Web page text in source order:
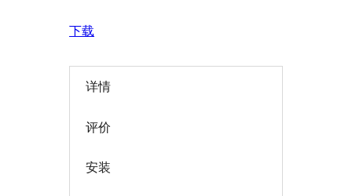
下载
详情
评价
安装